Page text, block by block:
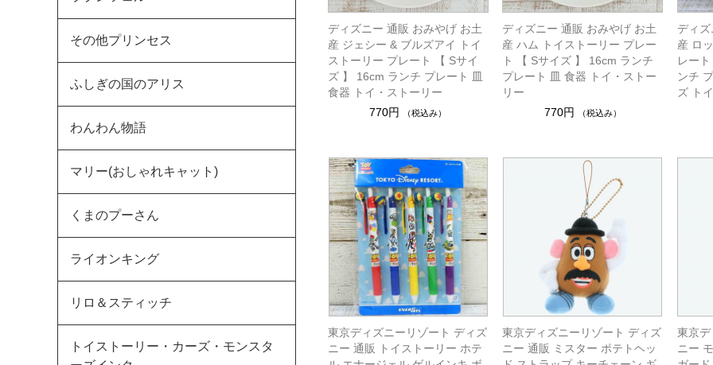
ディズニー 通販 おみやげ お土
産 ジェシー & ブルズアイ トイ
ストーリー プレート 【 Sサイ
ズ 】 16cm ランチ プレート 皿
食器 トイ・ストーリー
770円
（税込み）
ディズニー 通販 おみやげ お土
産 ハム トイストーリー プレー
ト 【 Sサイズ 】 16cm ランチ
プレート 皿 食器 トイ・ストー
リー
770円
（税込み）
ディ
産 ロ
レー
ンチ
ズ ト
東京ディズニーリゾート ディズ
ニー 通販 トイストーリー ホテ
東京ディズニーリゾート ディズ
ニー 通販 ミスター ポテトヘッ
東京
ニー
その他プリンセス
ふしぎの国のアリス
わんわん物語
マリー(おしゃれキャット)
くまのプーさん
ライオンキング
リロ＆スティッチ
トイストーリー・カーズ・モンスタ